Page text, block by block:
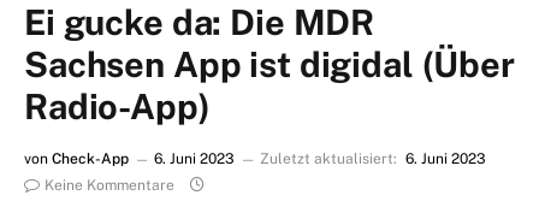
Ei gucke da: Die MDR
Sachsen App ist digidal (Über
Radio-App)
von Check-App 6. Juni 2023 Zuletzt aktualisiert: 6. Juni 2023
Keine Kommentare